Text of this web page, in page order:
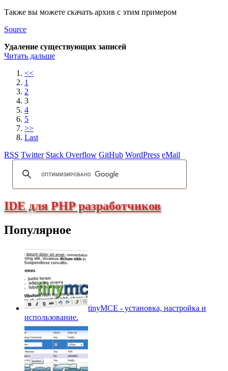
Также вы можете скачать архив с этим примером
Source
Удаление существующих записей
Читать дальше
<<
1
2
3
4
5
>>
Last
RSS Twitter Stack Overflow GitHub WordPress eMail
IDE для PHP разработчиков
Популярное
tinyMCE - установка, настройка и
использование.